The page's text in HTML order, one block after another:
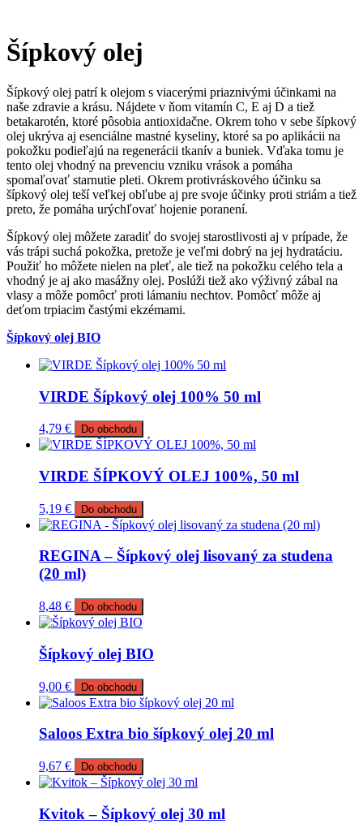
Šípkový olej
Šípkový olej patrí k olejom s viacerými priaznivými účinkami na
naše zdravie a krásu. Nájdete v ňom vitamín C, E aj D a tiež
betakarotén, ktoré pôsobia antioxidačne. Okrem toho v sebe šípkový
olej ukrýva aj esenciálne mastné kyseliny, ktoré sa po aplikácii na
pokožku podieľajú na regenerácii tkanív a buniek. Vďaka tomu je
tento olej vhodný na prevenciu vzniku vrások a pomáha
spomaľovať starnutie pleti. Okrem protivráskového účinku sa
šípkový olej teší veľkej obľube aj pre svoje účinky proti striám a tiež
preto, že pomáha urýchľovať hojenie poranení.
Šípkový olej môžete zaradiť do svojej starostlivosti aj v prípade, že
vás trápi suchá pokožka, pretože je veľmi dobrý na jej hydratáciu.
Použiť ho môžete nielen na pleť, ale tiež na pokožku celého tela a
vhodný je aj ako masážny olej. Poslúži tiež ako výživný zábal na
vlasy a môže pomôcť proti lámaniu nechtov. Pomôcť môže aj
deťom trpiacim častými ekzémami.
Šípkový olej BIO
VIRDE Šípkový olej 100% 50 ml
4,79 € Do obchodu
VIRDE ŠÍPKOVÝ OLEJ 100%, 50 ml
5,19 € Do obchodu
REGINA – Šípkový olej lisovaný za studena
(20 ml)
8,48 € Do obchodu
Šípkový olej BIO
9,00 € Do obchodu
Saloos Extra bio šípkový olej 20 ml
9,67 € Do obchodu
Kvitok – Šípkový olej 30 ml